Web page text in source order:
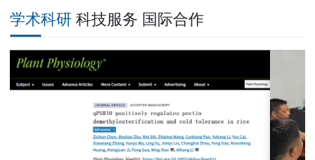
学术科研 科技服务 国际合作